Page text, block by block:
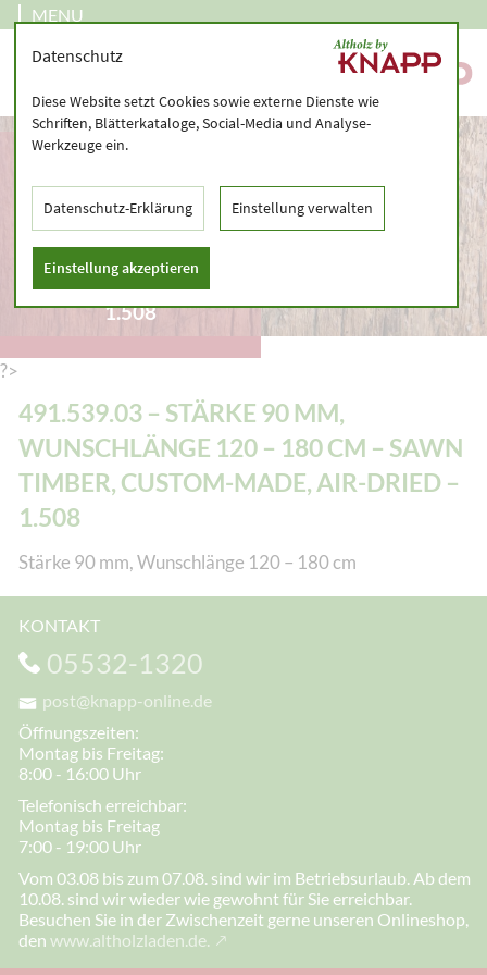
MENU
491.539.03 – STÄRKE
90 MM,
WUNSCHLÄNGE 120 –
180 CM – SAWN
TIMBER, CUSTOM-
MADE, AIR-DRIED –
1.508
?>
491.539.03 – STÄRKE 90 MM,
WUNSCHLÄNGE 120 – 180 CM – SAWN
TIMBER, CUSTOM-MADE, AIR-DRIED –
1.508
Stärke 90 mm, Wunschlänge 120 – 180 cm
KONTAKT
05532-1320
post@knapp-online.de
Öffnungszeiten:
Montag bis Freitag:
8:00 - 16:00 Uhr
Telefonisch erreichbar:
Montag bis Freitag
7:00 - 19:00 Uhr
Vom 03.08 bis zum 07.08. sind wir im Betriebsurlaub. Ab dem
10.08. sind wir wieder wie gewohnt für Sie erreichbar.
Besuchen Sie in der Zwischenzeit gerne unseren Onlineshop,
den www.altholzladen.de.
Datenschutz
Diese Website setzt Cookies sowie externe Dienste wie
Schriften, Blätterkataloge, Social-Media und Analyse-
Werkzeuge ein.
Datenschutz-Erklärung Einstellung verwalten
Einstellung akzeptieren